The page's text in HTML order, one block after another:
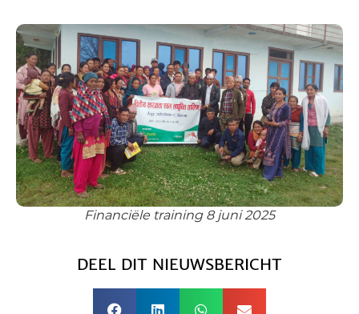
Financiële training 8 juni 2025
DEEL DIT NIEUWSBERICHT